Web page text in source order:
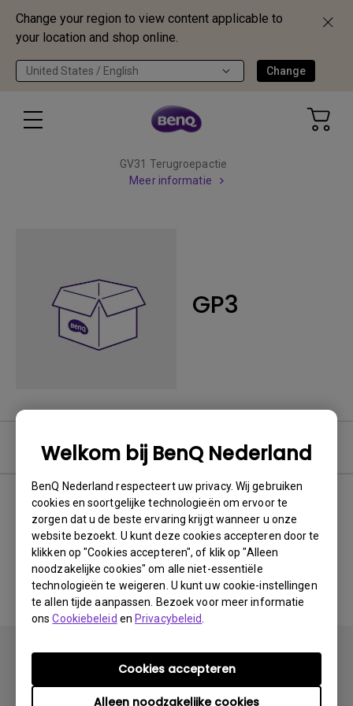
Change your region to view content applicable to
your location and shop online.
United States / English Change
Welkom bij BenQ Nederland
BenQ Nederland respecteert uw privacy. Wij gebruiken
cookies en soortgelijke technologieën om ervoor te
zorgen dat u de beste ervaring krijgt wanneer u onze
website bezoekt. U kunt deze cookies accepteren door te
klikken op "Cookies accepteren", of klik op "Alleen
noodzakelijke cookies" om alle niet-essentiële
technologieën te weigeren. U kunt uw cookie-instellingen
te allen tijde aanpassen. Bezoek voor meer informatie
onsCookiebeleid enPrivacybeleid
Alleen noodzakelijke cookies
Cookies accepteren
GV31 Terugroepactie
Meer informatie
GP3
Software
Geen gerelateerde software
en driver